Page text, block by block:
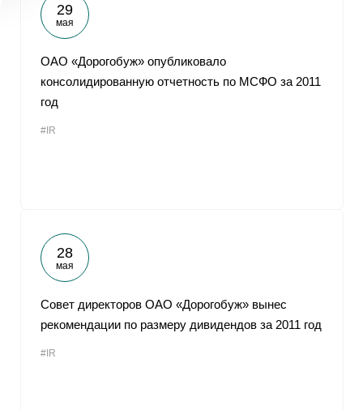
29
мая
ОАО «Дорогобуж» опубликовало
консолидированную отчетность по МСФО за 2011
год
#IR
28
мая
Совет директоров ОАО «Дорогобуж» вынес
рекомендации по размеру дивидендов за 2011 год
#IR